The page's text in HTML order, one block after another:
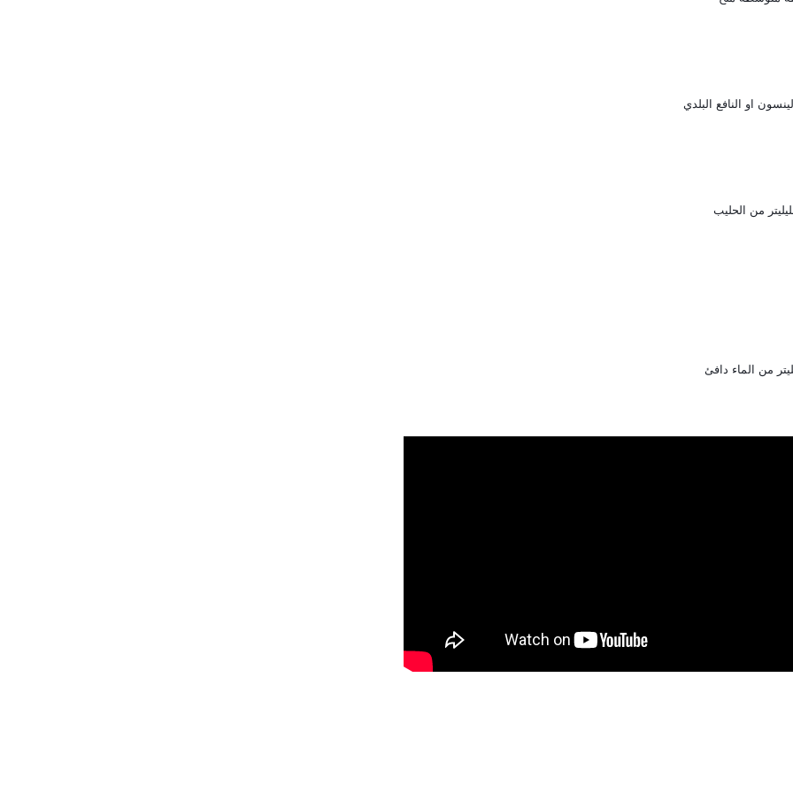
او النافع البلدي